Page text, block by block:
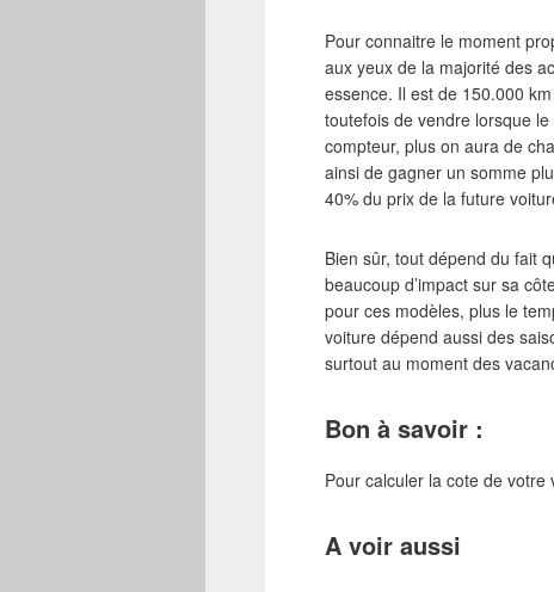
Pour connaitre le moment
aux yeux de la majorité des
essence. Il est de 150.000
toutefois de vendre lorsque
compteur, plus on aura de
ainsi de gagner un somme
40% du prix de la future
Bien sûr, tout dépend du fait
beaucoup d’impact sur sa
pour ces modèles, plus le
voiture dépend aussi des
surtout au moment des
Bon à savoir :
Pour calculer la cote de votre
A voir aussi